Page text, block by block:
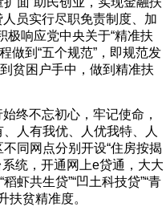
员实行尽职免责制度、加
极响应党中央关于“精准扶
做到“五个规范”，即规范发
贫困户手中，做到精准扶
终不忘初心，牢记使命，
人有我优、人优我特、人
同网点分别开设“住房按揭
系统，开通网上e贷通，大大
虾共生贷”“凹土科技贷”“青
扶贫精准度。